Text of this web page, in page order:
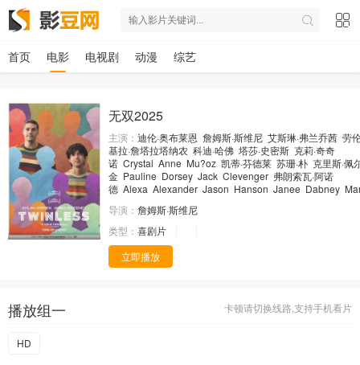
首页 电影 电视剧 动漫 综艺
无双2025
主演： 迪伦·奥布莱恩 詹姆斯·斯维尼 艾斯琳·弗兰乔茜 劳
基拉·詹塔拉塔纳农 科迪·哈佛 塔莎·史密斯 克莉·奇奇
诺 Crystal Anne Mu?oz 凯蒂·芬德莱 苏珊·朴 克里斯·佩
金 Pauline Dorsey Jack Clevenger 弗朗索瓦·阿诺
德 Alexa Alexander Jason Hanson Janee Dabney
导演： 詹姆斯·斯维尼
类型： 喜剧片
立即播放
卡顿请切换线路,支持手机看片
播放组一
HD